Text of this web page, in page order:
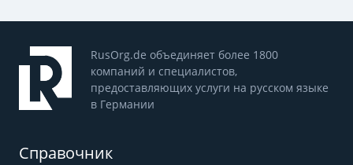
RusOrg.de объединяет более 1800
компаний и специалистов,
предоставляющих услуги на русском языке
в Германии
Справочник